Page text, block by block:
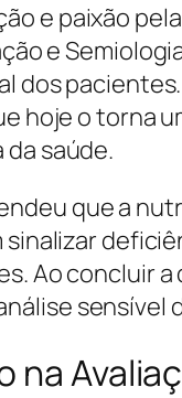
e paixão
e
dos
hoje o torna
saúde.
que a
Ao concluir
na